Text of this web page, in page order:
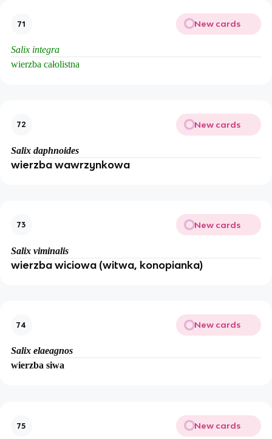
71 New cards
Salix integra
wierzba całolistna
72 New cards
Salix daphnoides
wierzba wawrzynkowa
73 New cards
Salix viminalis
wierzba wiciowa (witwa, konopianka)
74 New cards
Salix elaeagnos
wierzba siwa
75 New cards